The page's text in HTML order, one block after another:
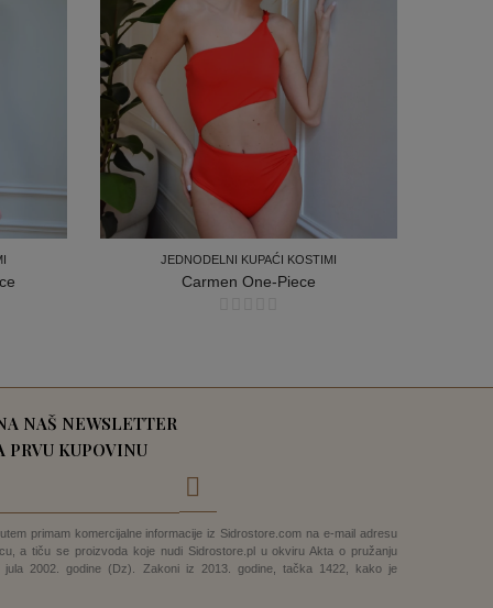
JEDNODELNI KUPAĆI KOSTIMI
Carmen One-Piece
NAŠ NEWSLETTER
PRVU KUPOVINU
primam komercijalne informacije iz Sidrostore.com na e-mail adresu
a tiču se proizvoda koje nudi Sidrostore.pl u okviru Akta o pružanju
jula 2002. godine (Dz). Zakoni iz 2013. godine, tačka 1422, kako je